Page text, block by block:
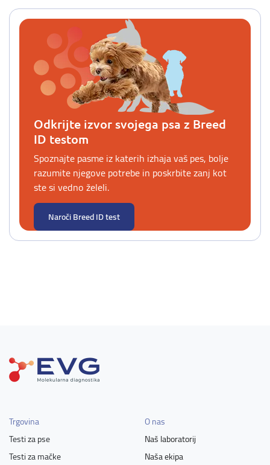
Odkrijte izvor svojega psa z Breed
ID testom
Spoznajte pasme iz katerih izhaja vaš pes, bolje
razumite njegove potrebe in poskrbite zanj kot
ste si vedno želeli.
Naroči Breed ID test
Trgovina
Testi za pse
Testi za mačke
O nas
Naš laboratorij
Naša ekipa